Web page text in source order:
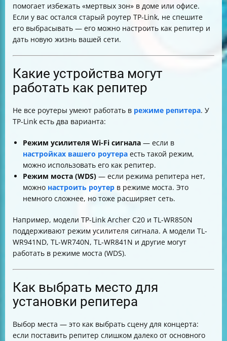
помогает избежать «мертвых зон» в доме или офисе.
Если у вас остался старый роутер TP-Link, не спешите
его выбрасывать — его можно настроить как репитер и
дать новую жизнь вашей сети.
Какие устройства могут
работать как репитер
Не все роутеры умеют работать в режиме репитера. У
TP-Link есть два варианта:
Режим усилителя Wi-Fi сигнала — если в
настройках вашего роутера есть такой режим,
можно использовать его как репитер.
Режим моста (WDS) — если режима репитера нет,
можно настроить роутер в режиме моста. Это
немного сложнее, но тоже расширяет сеть.
Например, модели TP-Link Archer C20 и TL-WR850N
поддерживают режим усилителя сигнала. А модели TL-
WR941ND, TL-WR740N, TL-WR841N и другие могут
работать в режиме моста (WDS).
Как выбрать место для
установки репитера
Выбор места — это как выбрать сцену для концерта:
если поставить репитер слишком далеко от основного